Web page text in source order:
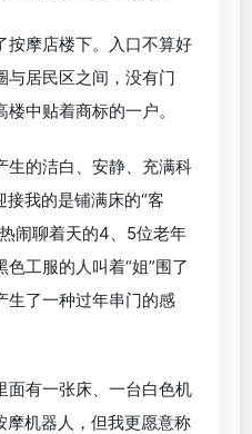
按摩店楼下。入口不算好
与居民区之间，没有门
中贴着商标的一户。
生的洁白、安静、充满科
我的是铺满床的“客
闹聊着天的4、5位老年
工服的人叫着“姐”围了
生了一种过年串门的感
面有一张床、一台白色机
机器人，但我更愿意称